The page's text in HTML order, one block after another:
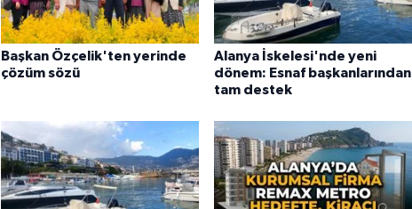
Başkan Özçelik'ten yerinde
çözüm sözü
Alanya İskelesi'nde yeni
dönem: Esnaf başkanlarından
tam destek